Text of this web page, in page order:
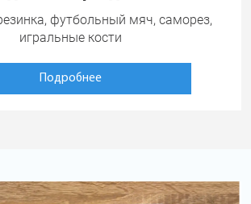
футбольный мяч, саморез,
игральные кости
Подробнее